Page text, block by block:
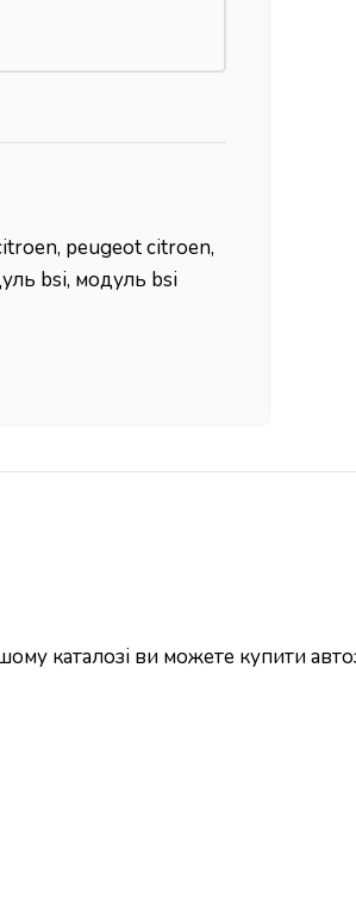
, peugeot citroen,
bsi, модуль bsi
каталозі ви можете купити